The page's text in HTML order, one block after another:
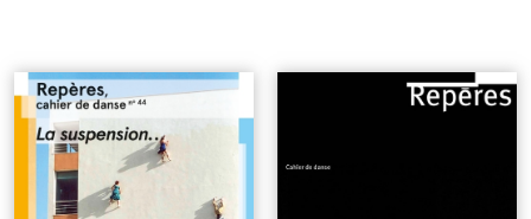
n°44 | La suspension...| 7€
n°16 | Trois parcours - La